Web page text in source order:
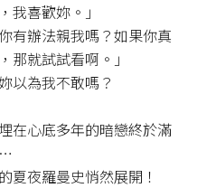
我喜歡妳。」
有辦法親我嗎？如果你真
那就試試看啊。」
以為我不敢嗎？
在心底多年的暗戀終於滿
夏夜羅曼史悄然展開！